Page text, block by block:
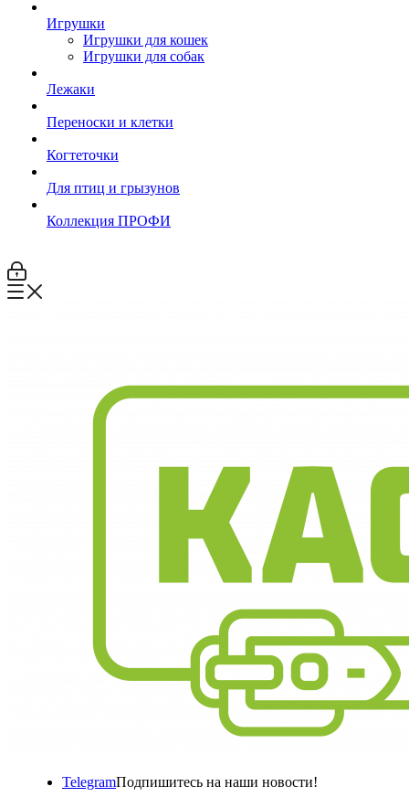
Игрушки
Игрушки для кошек
Игрушки для собак
Лежаки
Переноски и клетки
Когтеточки
Для птиц и грызунов
Коллекция ПРОФИ
TelegramПодпишитесь на наши новости!